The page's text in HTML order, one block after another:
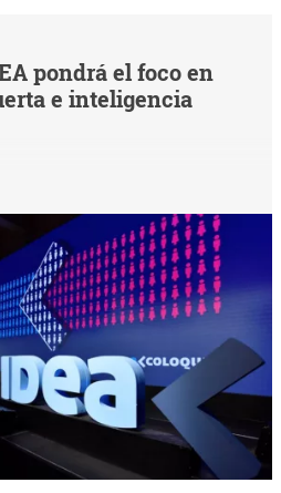
pondrá el foco en
e inteligencia